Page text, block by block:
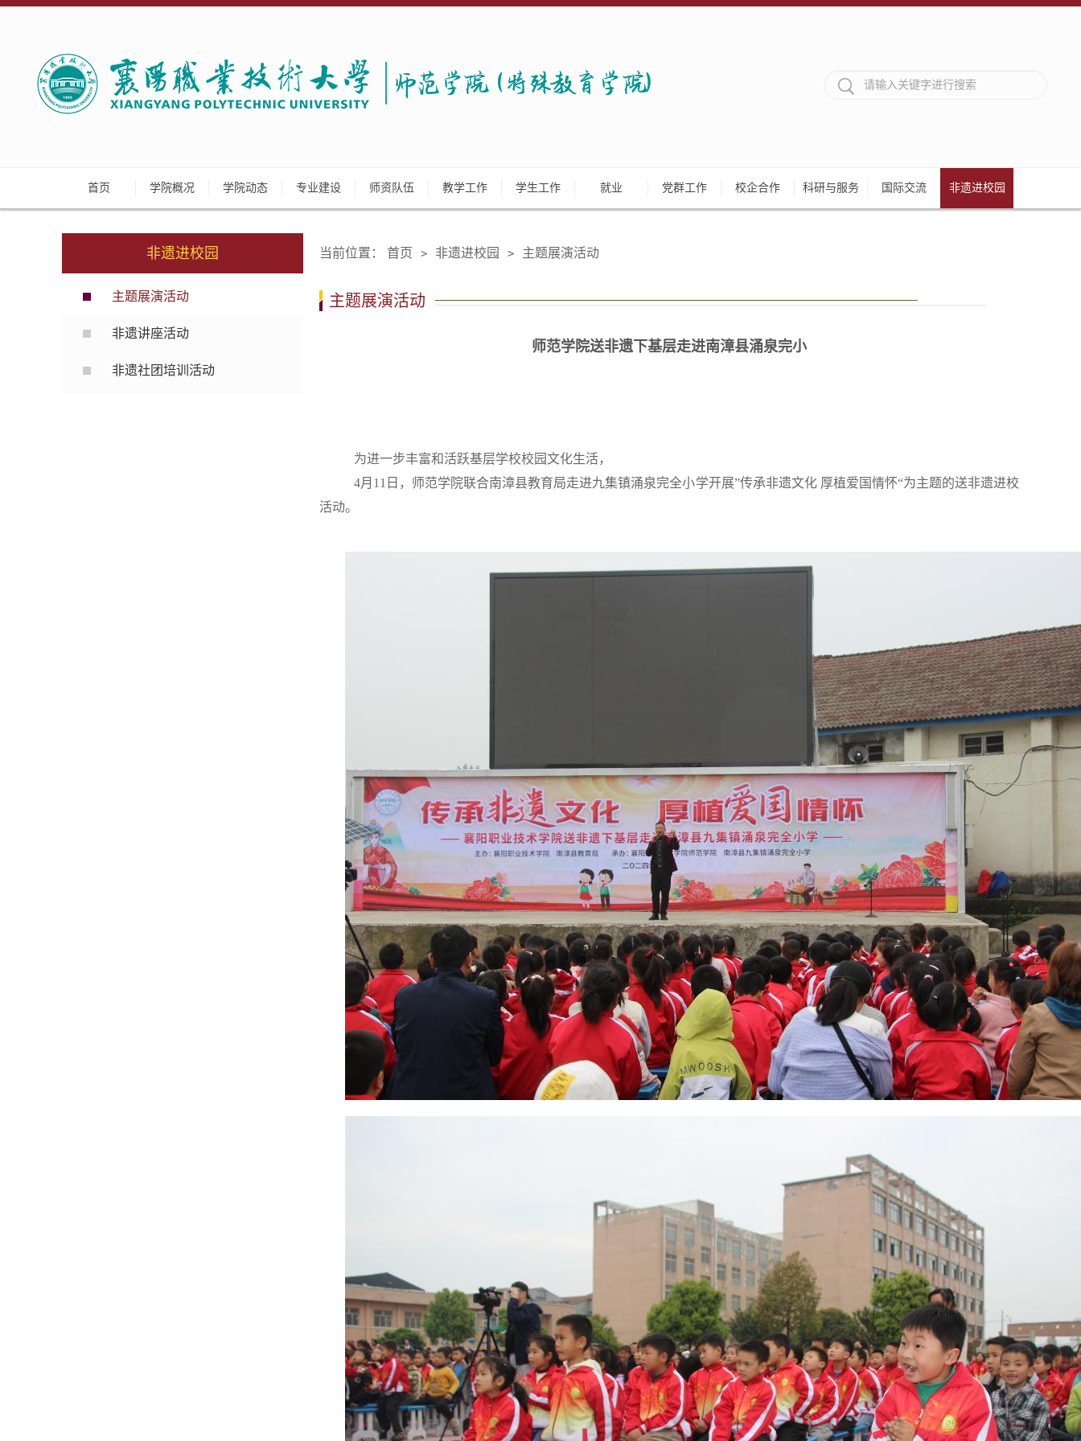
首页 学院概况 学院动态 专业建设 师资队伍 教学工作 学生工作 就业 党群工作 校企合作 科研与服务 国际交流 非遗进校园
非遗进校园
主题展演活动
非遗讲座活动
非遗社团培训活动
当前位置： 首页 > 非遗进校园 > 主题展演活动
主题展演活动
师范学院送非遗下基层走进南漳县涌泉完小
为进一步丰富和活跃基层学校校园文化生活，
4月11日，师范学院联合南漳县教育局走进九集镇涌泉完全小学开展”传承非遗文化 厚植爱国情怀“为主题的送非遗进校
活动。